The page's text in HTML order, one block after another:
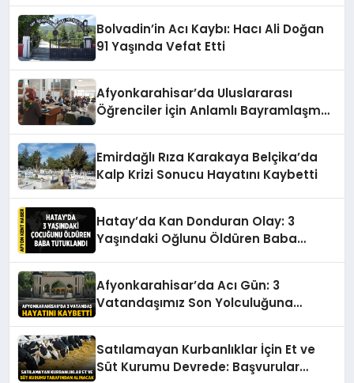
Bolvadin’in Acı Kaybı: Hacı Ali Doğan
91 Yaşında Vefat Etti
Afyonkarahisar’da Uluslararası
Öğrenciler İçin Anlamlı Bayramlaşma
Emirdağlı Rıza Karakaya Belçika’da
Kalp Krizi Sonucu Hayatını Kaybetti
Hatay’da Kan Donduran Olay: 3
Yaşındaki Oğlunu Öldüren Baba
Afyonkarahisar’da Acı Gün: 3
Vatandaşımız Son Yolculuğuna
Satılamayan Kurbanlıklar İçin Et ve
Süt Kurumu Devrede: Başvurular